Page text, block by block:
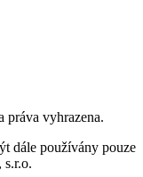
vyhrazena.
dále používány pouze